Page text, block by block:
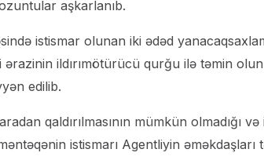
aşkarlanıb.
istismar olunan iki ədəd
ərazinin ildırımötürücü qurğu ilə təmin
edilib.
qaldırılmasının mümkün olmadığı
istismarı Agentliyin əməkdaşları